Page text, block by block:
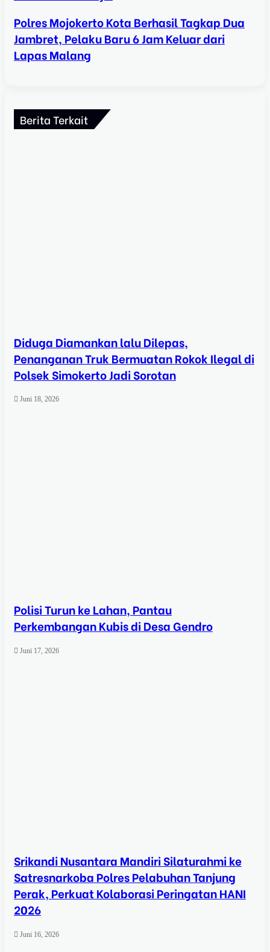
Polres Mojokerto Kota Berhasil Tagkap Dua
Jambret, Pelaku Baru 6 Jam Keluar dari
Lapas Malang
Berita Terkait
Diduga Diamankan lalu Dilepas,
Penanganan Truk Bermuatan Rokok Ilegal di
Polsek Simokerto Jadi Sorotan
Juni 18, 2026
Polisi Turun ke Lahan, Pantau
Perkembangan Kubis di Desa Gendro
Juni 17, 2026
Srikandi Nusantara Mandiri Silaturahmi ke
Satresnarkoba Polres Pelabuhan Tanjung
Perak, Perkuat Kolaborasi Peringatan HANI
2026
Juni 16, 2026